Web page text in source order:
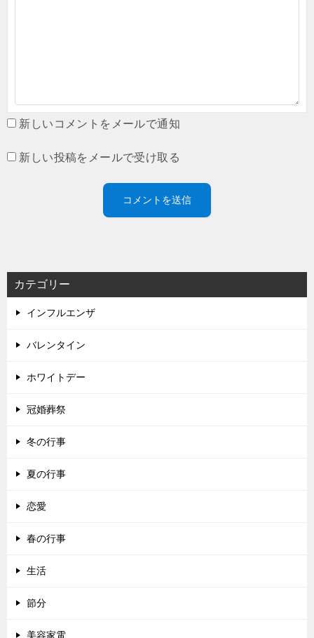
新しいコメントをメールで通知
新しい投稿をメールで受け取る
カテゴリー
インフルエンザ
バレンタイン
ホワイトデー
冠婚葬祭
冬の行事
夏の行事
恋愛
春の行事
生活
節分
美容家電